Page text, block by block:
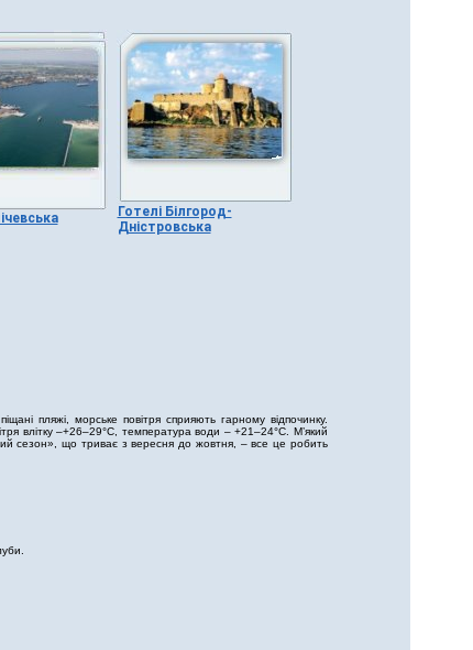
Готелі Білгород-
Дністровська
пляжі, морське повітря сприяють гарному відпочинку.
влітку –+26–29°C, температура води – +21–24°C. М’який
сезон», що триває з вересня до жовтня, – все це робить